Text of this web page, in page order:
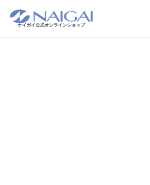
ナイガイ公式オンラインショップ